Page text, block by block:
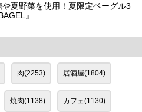
夏野菜を使用！夏限定ベーグル3
』
肉(2253) 居酒屋(1804)
焼肉(1138) カフェ(1130)